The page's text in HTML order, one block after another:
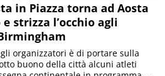
in Piazza torna ad Aosta
strizza l’occhio agli
organizzatori è di portare sulla
buono della città alcuni atleti